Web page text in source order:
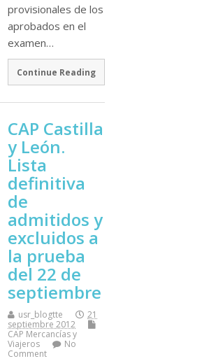
provisionales de los
aprobados en el
examen…
Continue Reading
CAP Castilla
y León.
Lista
definitiva
de
admitidos y
excluidos a
la prueba
del 22 de
septiembre
usr_blogtte
21
septiembre 2012
CAP Mercancí­as y
Viajeros
No
Comment